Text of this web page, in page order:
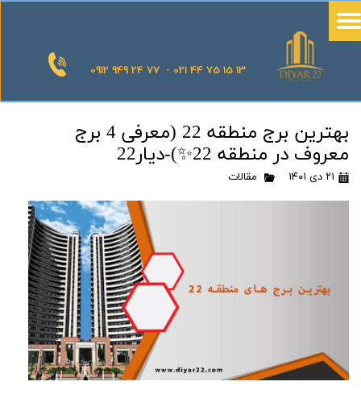
0912 949 24 77 - 021 44 75 15 13
بهترین برج منطقه 22 (معرفی 4 برج
معروف در منطقه 22✨)-دیار22
۲۱ دی ۱۴۰۱ مقالات